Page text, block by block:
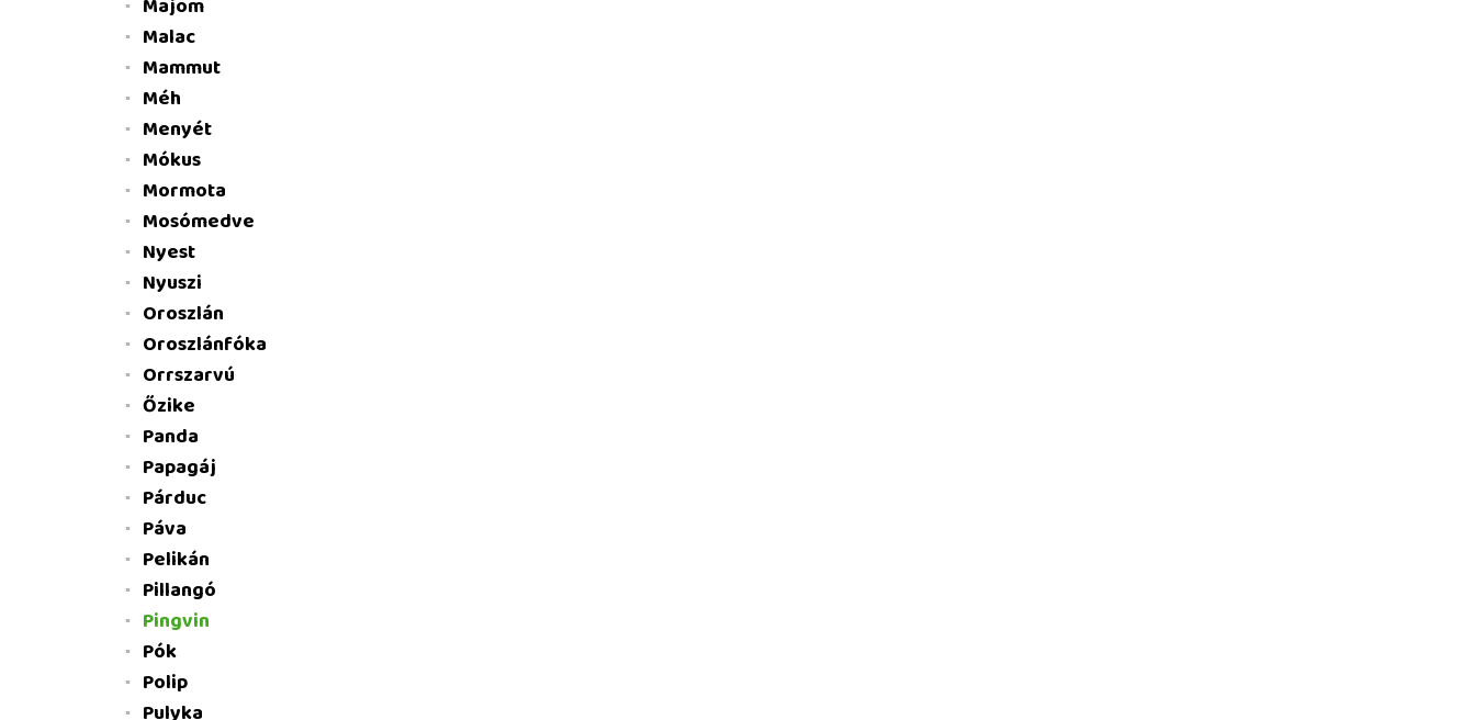
Majom
Malac
Mammut
Méh
Menyét
Mókus
Mormota
Mosómedve
Nyest
Nyuszi
Oroszlán
Oroszlánfóka
Orrszarvú
Őzike
Panda
Papagáj
Párduc
Páva
Pelikán
Pillangó
Pingvin
Pók
Polip
Pulyka